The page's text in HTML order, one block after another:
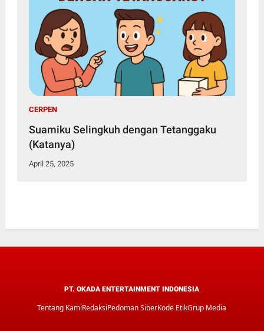
CERPEN
Suamiku Selingkuh dengan Tetanggaku
(Katanya)
April 25, 2025
PT. OKADA ENTERTAINMENT INDONESIA
Tentang KamiRedaksiPedoman SiberKode EtikGrup Media